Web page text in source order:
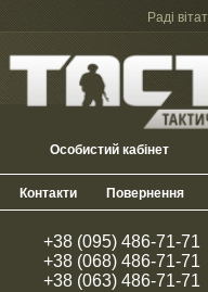
Раді
Особистий кабінет
Контакти Повернення
+38 (095) 486-71-71
+38 (068) 486-71-71
+38 (063) 486-71-71